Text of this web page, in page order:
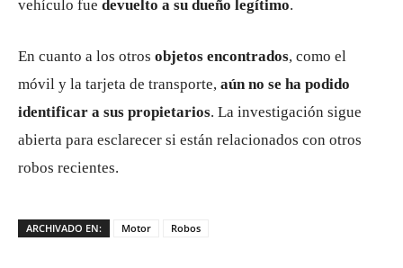
vehículo fue devuelto a su dueño legítimo.
En cuanto a los otros objetos encontrados, como el
móvil y la tarjeta de transporte, aún no se ha podido
identificar a sus propietarios. La investigación sigue
abierta para esclarecer si están relacionados con otros
robos recientes.
ARCHIVADO EN: Motor Robos